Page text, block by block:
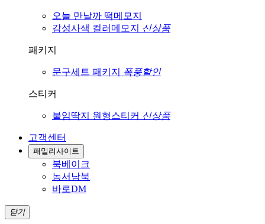
오늘 만날까 떡메모지
감성사색 컬러메모지 신상품
패키지
문구세트 패키지 폭풍할인
스티커
붙임딱지 원형스티커 신상품
고객센터
패밀리사이트
북베이크
농서남북
바로DM
닫기